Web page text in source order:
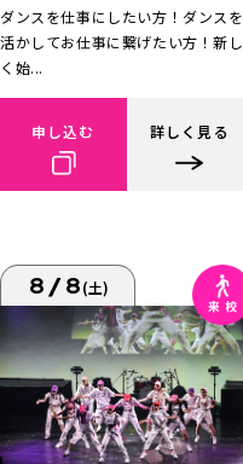
ダンスを仕事にしたい方！ダンスを
活かしてお仕事に繋げたい方！新し
く始...
申し込む 詳しく見る
8/8(土)